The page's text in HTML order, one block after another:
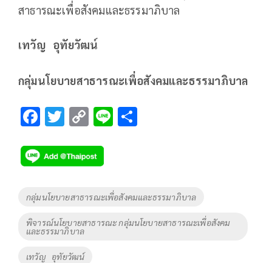
สาธารณะเพื่อสังคมและธรรมาภิบาล
เทวัญ อุทัยวัฒน์
กลุ่มนโยบายสาธารณะเพื่อสังคมและธรรมาภิบาล
F
e
b
o
k
T
tt
er
C
p
y
Li
k
Li
Tags
กลุ่มนโยบายสาธารณะเพื่อสังคมและธรรมาภิบาล
พิจารณ์นโยบายสาธารณะ กลุ่มนโยบายสาธารณะเพื่อสังคม
และธรรมาภิบาล
เทวัญ อุทัยวัฒน์